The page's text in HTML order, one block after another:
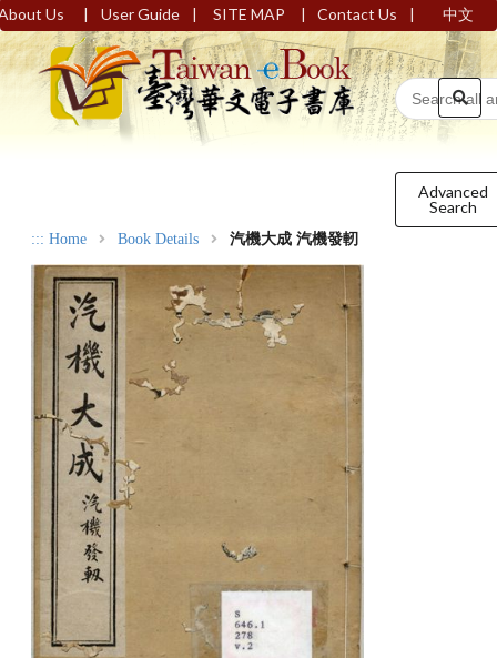
Us | User Guide | SITE MAP | Contact Us | 中文
Advanced
Search
::: Home Book Details 汽機大成 汽機發軔